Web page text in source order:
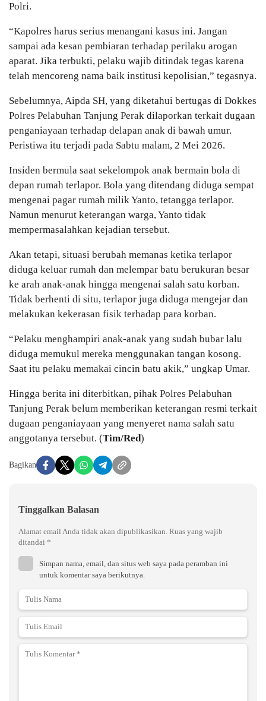
Polri.
“Kapolres harus serius menangani kasus ini. Jangan
sampai ada kesan pembiaran terhadap perilaku arogan
aparat. Jika terbukti, pelaku wajib ditindak tegas karena
telah mencoreng nama baik institusi kepolisian,” tegasnya.
Sebelumnya, Aipda SH, yang diketahui bertugas di Dokkes
Polres Pelabuhan Tanjung Perak dilaporkan terkait dugaan
penganiayaan terhadap delapan anak di bawah umur.
Peristiwa itu terjadi pada Sabtu malam, 2 Mei 2026.
Insiden bermula saat sekelompok anak bermain bola di
depan rumah terlapor. Bola yang ditendang diduga sempat
mengenai pagar rumah milik Yanto, tetangga terlapor.
Namun menurut keterangan warga, Yanto tidak
mempermasalahkan kejadian tersebut.
Akan tetapi, situasi berubah memanas ketika terlapor
diduga keluar rumah dan melempar batu berukuran besar
ke arah anak-anak hingga mengenai salah satu korban.
Tidak berhenti di situ, terlapor juga diduga mengejar dan
melakukan kekerasan fisik terhadap para korban.
“Pelaku menghampiri anak-anak yang sudah bubar lalu
diduga memukul mereka menggunakan tangan kosong.
Saat itu pelaku memakai cincin batu akik,” ungkap Umar.
Hingga berita ini diterbitkan, pihak Polres Pelabuhan
Tanjung Perak belum memberikan keterangan resmi terkait
dugaan penganiayaan yang menyeret nama salah satu
anggotanya tersebut. (Tim/Red)
Bagikan
Tinggalkan Balasan
Alamat email Anda tidak akan dipublikasikan. Ruas yang wajib
ditandai *
Simpan nama, email, dan situs web saya pada peramban ini
untuk komentar saya berikutnya.